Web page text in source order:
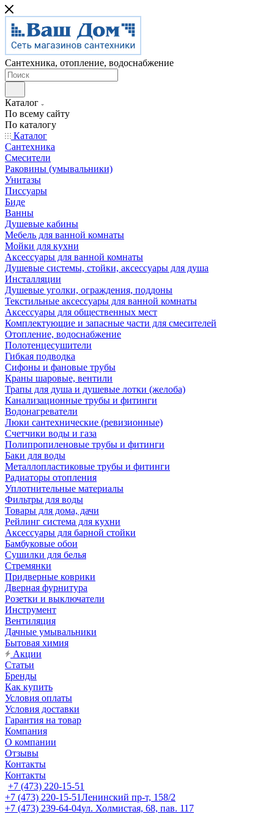
Сантехника, отопление, водоснабжение
Каталог
По всему сайту
По каталогу
Каталог
Сантехника
Смесители
Раковины (умывальники)
Унитазы
Писсуары
Биде
Ванны
Душевые кабины
Мебель для ванной комнаты
Мойки для кухни
Аксессуары для ванной комнаты
Душевые системы, стойки, аксессуары для душа
Инсталляции
Душевые уголки, ограждения, поддоны
Текстильные аксессуары для ванной комнаты
Аксессуары для общественных мест
Комплектующие и запасные части для смесителей
Отопление, водоснабжение
Полотенцесушители
Гибкая подводка
Сифоны и фановые трубы
Краны шаровые, вентили
Трапы для душа и душевые лотки (желоба)
Канализационные трубы и фитинги
Водонагреватели
Люки сантехнические (ревизионные)
Счетчики воды и газа
Полипропиленовые трубы и фитинги
Баки для воды
Металлопластиковые трубы и фитинги
Радиаторы отопления
Уплотнительные материалы
Фильтры для воды
Товары для дома, дачи
Рейлинг система для кухни
Аксессуары для барной стойки
Бамбуковые обои
Сушилки для белья
Стремянки
Придверные коврики
Дверная фурнитура
Розетки и выключатели
Инструмент
Вентиляция
Дачные умывальники
Бытовая химия
Акции
Статьи
Бренды
Как купить
Условия оплаты
Условия доставки
Гарантия на товар
Компания
О компании
Отзывы
Контакты
Контакты
+7 (473) 220-15-51
+7 (473) 220-15-51Ленинский пр-т, 158/2
+7 (473) 239-64-04ул. Холмистая, 68, пав. 117